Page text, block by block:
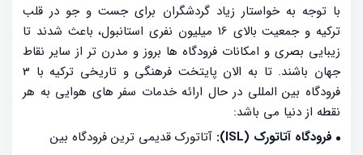
با توجه به خواستار زیاد گردشگران برای جست و جو در قلب
ترکیه و جمعیت بالای 16 میلیون نفری استانبول، باعث شدند تا
زیبایی بصری و امکانات فرودگاه ها بروز و مدرن تر از سایر نقاط
جهان باشند. تا به الان پایتخت فرهنگی و تاریخی ترکیه با 3
فرودگاه بین المللی در حال ارائه خدمات سفر های هوایی به هر
نقطه از دنیا می باشد:
فرودگاه آتاتورک (ISL):
آتاتورک قدیمی ترین فرودگاه بین